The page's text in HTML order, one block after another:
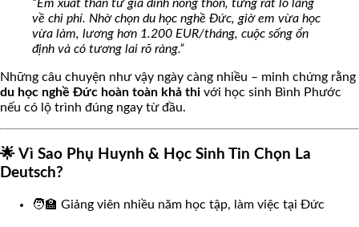
“Em xuất thân từ gia đình nông thôn, từng rất lo lắng
về chi phí. Nhờ chọn du học nghề Đức, giờ em vừa học
vừa làm, lương hơn 1.200 EUR/tháng, cuộc sống ổn
định và có tương lai rõ ràng.”
Những câu chuyện như vậy ngày càng nhiều – minh chứng rằng
du học nghề Đức hoàn toàn khả thi với học sinh Bình Phước
nếu có lộ trình đúng ngay từ đầu.
🌟 Vì Sao Phụ Huynh & Học Sinh Tin Chọn La
Deutsch?
🧑‍🏫 Giảng viên nhiều năm học tập, làm việc tại Đức